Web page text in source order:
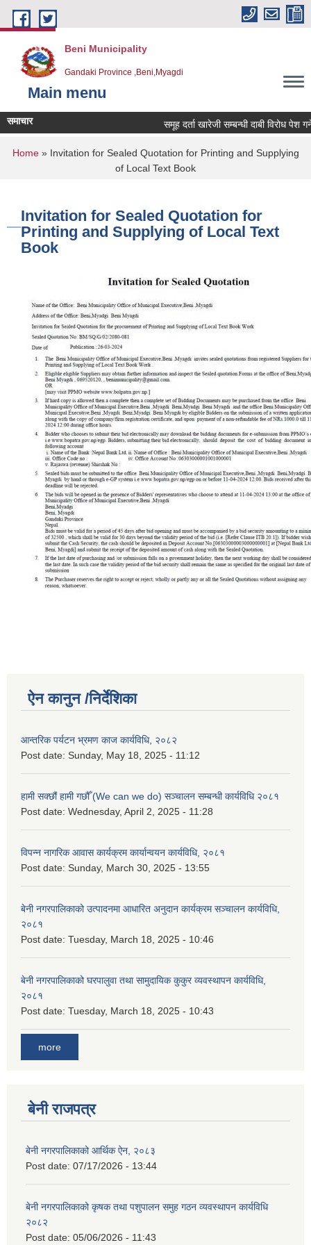
Skip to main content
Beni Municipality
Gandaki Province ,Beni,Myagdi
Main menu
समाचार समूह दर्ता खारेजी सम्बन्धी दाबी विरोध पेश गर्ने
You are here
Home» Invitation for Sealed Quotation for Printing and Supplying
of Local Text Book
Invitation for Sealed Quotation for
Printing and Supplying of Local Text
Book
ऐन कानुन /निर्देशिका
आन्तरिक पर्यटन भ्रमण काज कार्यविधि, २०८२
Post date: Sunday, May 18, 2025 - 11:12
हामी सक्छौं हामी गछौँ (We can we do) सञ्चालन सम्बन्धी कार्यविधि २०८१
Post date: Wednesday, April 2, 2025 - 11:28
विपन्न नागरिक आवास कार्यक्रम कार्यान्वयन कार्यविधि, २०८१
Post date: Sunday, March 30, 2025 - 13:55
बेनी नगरपालिकाको उत्पादनमा आधारित अनुदान कार्यक्रम सञ्‍चालन कार्यविधि,
२०८१
Post date: Tuesday, March 18, 2025 - 10:46
बेनी नगरपालिकाको घरपालुवा तथा सामुदायिक कुकुर व्यवस्थापन कार्यविधि,
२०८१
Post date: Tuesday, March 18, 2025 - 10:43
more
बेनी राजपत्र
बेनी नगरपालिकाको आर्थिक ऐन, २०८३
Post date: 07/17/2026 - 13:44
बेनी नगरपालिकाको कृषक तथा पशुपालन समुह गठन व्यवस्थापन कार्यविधि
२०८२
Post date: 05/06/2026 - 11:43